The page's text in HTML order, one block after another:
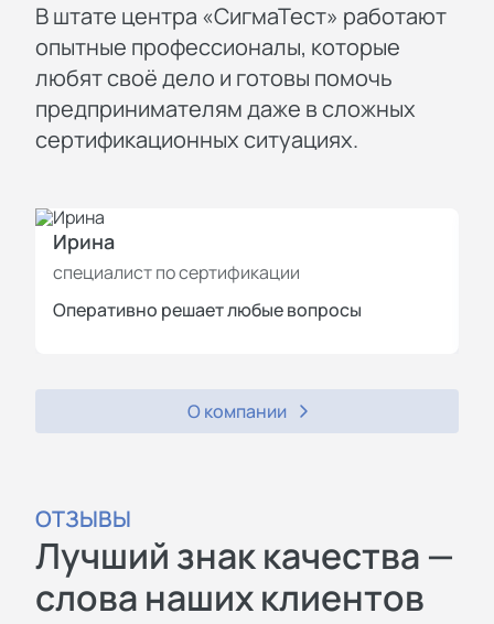
В штате центра «СигмаТест» работают
опытные профессионалы, которые
любят своё дело и готовы помочь
предпринимателям даже в сложных
сертификационных ситуациях.
Ирина
специалист по сертификации
Оперативно решает любые вопросы
О компании
ОТЗЫВЫ
Лучший знак качества —
слова наших клиентов